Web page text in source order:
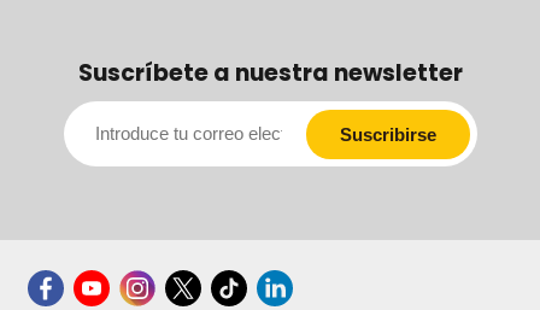
Suscríbete a nuestra newsletter